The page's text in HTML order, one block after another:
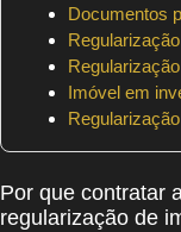
Documentos
Imóvel em
Por que contratar
regularização de